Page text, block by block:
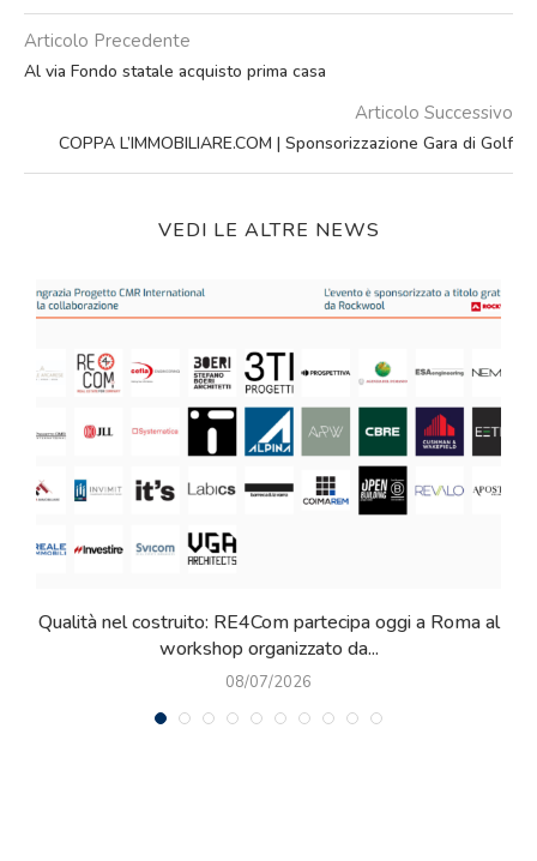
Articolo Precedente
Al via Fondo statale acquisto prima casa
Articolo Successivo
COPPA L’IMMOBILIARE.COM | Sponsorizzazione Gara di Golf
VEDI LE ALTRE NEWS
RE4Com entra in ALIS: partnership strategica per il
settore della logistica e...
11/06/2026